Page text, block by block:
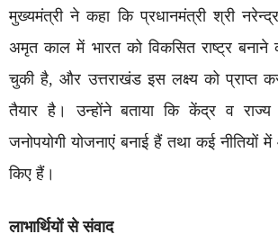
मुख्यमंत्री ने कहा कि प्रधानमंत्री श्री
अमृत काल में भारत को विकसित राष्ट्र बनाने
चुकी है, और उत्तराखंड इस लक्ष्य को प्राप्त
तैयार है। उन्होंने बताया कि केंद्र व
जनोपयोगी योजनाएं बनाई हैं तथा कई
किए हैं।
लाभार्थियों से संवाद